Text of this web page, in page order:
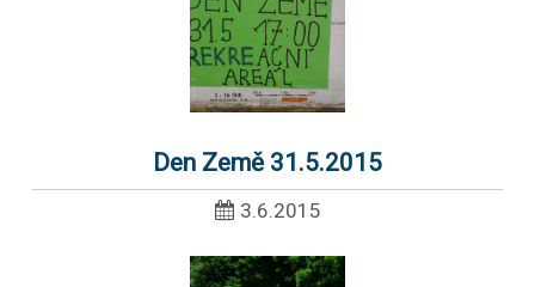
Den Země 31.5.2015
3.6.2015